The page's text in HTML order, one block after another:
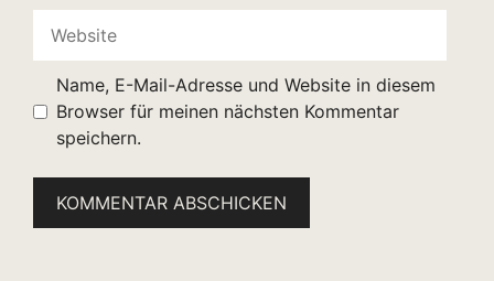
Name, E-Mail-Adresse und Website in diesem
Browser für meinen nächsten Kommentar
speichern.